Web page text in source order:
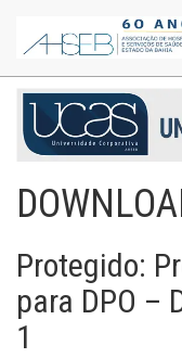
Protegido:
para DPO –
1